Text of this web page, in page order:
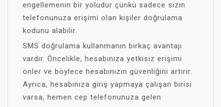
engellemenin bir yoludur çünkü sadece sizin
telefonunuza erişimi olan kişiler doğrulama
kodunu alabilir.
SMS doğrulama kullanmanın birkaç avantajı
vardır. Öncelikle, hesabınıza yetkisiz erişimi
önler ve böylece hesabınızın güvenliğini artırır.
Ayrıca, hesabınıza giriş yapmaya çalışan birisi
varsa, hemen cep telefonunuza gelen